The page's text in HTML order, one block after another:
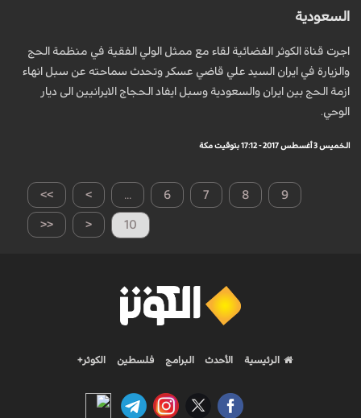
السعودية
اجرت قناة الكوثر الفضائية لقاء مع ممثل الولي الفقية في منظمة الحج
والزيارة في ايران السيد علي قاضي عسكر وتحدث سماحته عن سبل انهاء
ازمة الحج بين ايران والسعودية وسبل ايفاد الحجاج الايرانيين الى ديار
الوحي.
الخميس 3 أغسطس 2017 - 17:12 بتوقيت مكة
>> > ... 6 7 8 9
10
<
<<
الرئيسية الأحدث البرامج فلسطين الكوثر+